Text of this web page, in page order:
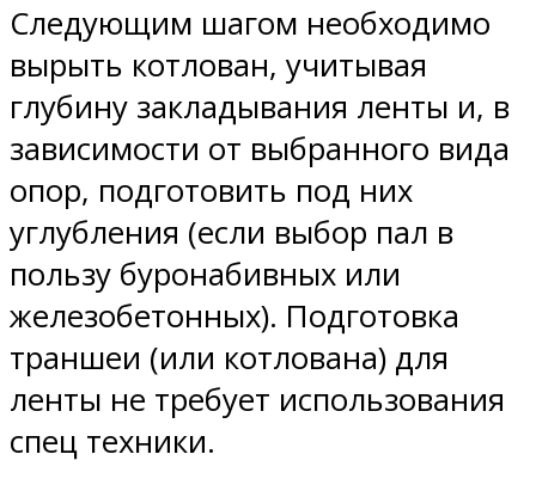
Следующим шагом необходимо
вырыть котлован, учитывая
глубину закладывания ленты и, в
зависимости от выбранного вида
опор, подготовить под них
углубления (если выбор пал в
пользу буронабивных или
железобетонных). Подготовка
траншеи (или котлована) для
ленты не требует использования
спец техники.